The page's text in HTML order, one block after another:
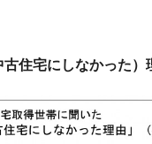
住宅にしなかった）